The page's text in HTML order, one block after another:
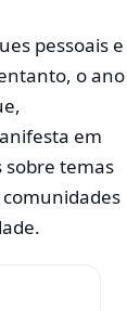
pessoais e
o ano
em
sobre temas